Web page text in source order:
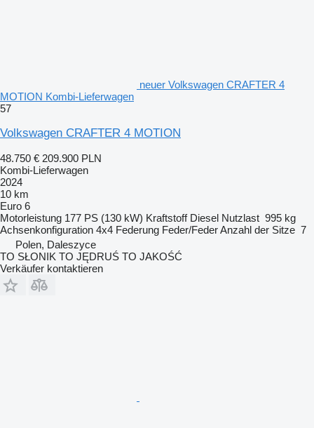
neuer Volkswagen CRAFTER 4
MOTION Kombi-Lieferwagen
57
Volkswagen CRAFTER 4 MOTION
48.750 € 209.900 PLN
Kombi-Lieferwagen
2024
10 km
Euro 6
Motorleistung 177 PS (130 kW) Kraftstoff Diesel Nutzlast 995 kg
Achsenkonfiguration 4x4 Federung Feder/FederAnzahl der Sitze 7
Polen, Daleszyce
TO SŁONIK TO JĘDRUŚ TO JAKOŚĆ
Verkäufer kontaktieren